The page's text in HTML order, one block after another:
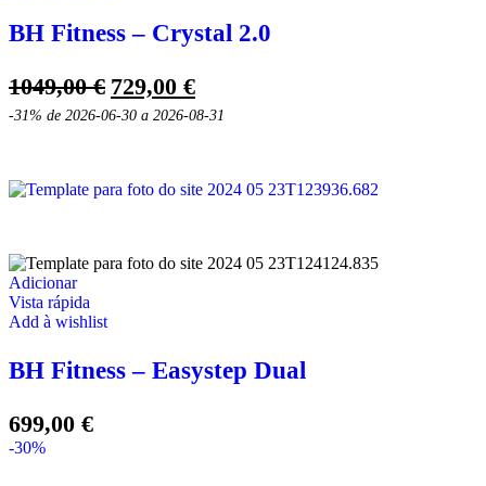
BH Fitness – Crystal 2.0
1049,00€ O
preço
1049,00 €.
729,00 €O
preço
729,00 €.
-31% de 2026-06-30 a 2026-08-31
Adicionar
Vista rápida
Add à wishlist
BH Fitness – Easystep Dual
699,00 €
-30%